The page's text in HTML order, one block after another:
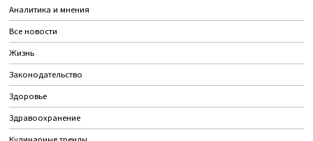
Аналитика и мнения
Все новости
Жизнь
Законодательство
Здоровье
Здравоохранение